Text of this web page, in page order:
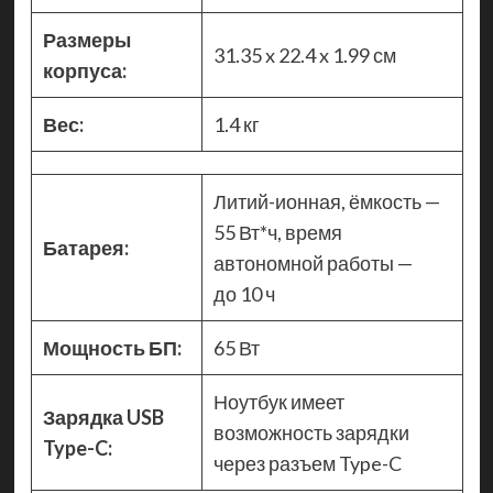
Размеры
корпуса:
31.35 x 22.4 x 1.99 см
Вес: 1.4 кг
Батарея:
Литий-ионная, ёмкость —
55 Вт*ч, время
автономной работы —
до 10 ч
Мощность БП: 65 Вт
Зарядка USB
Type-C:
Ноутбук имеет
возможность зарядки
через разъем Type-C